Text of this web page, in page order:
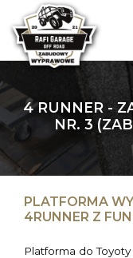
4 RUNNER -
NR. 3
PLATFORMA
4RUNNER Z
Platforma do